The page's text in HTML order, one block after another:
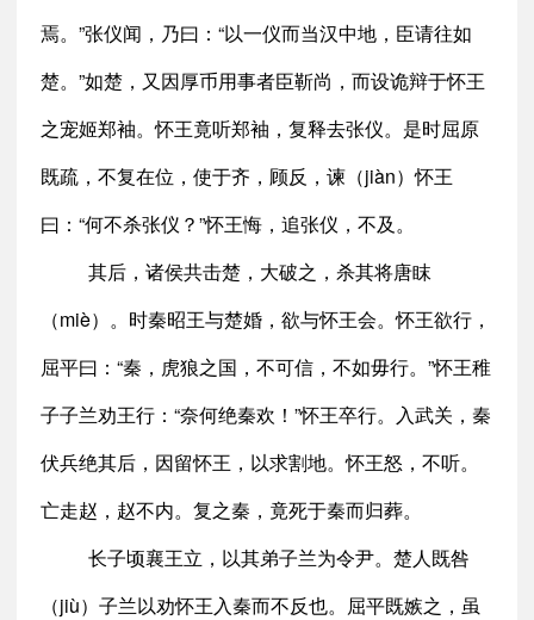
焉。”张仪闻，乃曰：“以一仪而当汉中地，臣请往如
楚。”如楚，又因厚币用事者臣靳尚，而设诡辩于怀王
之宠姬郑袖。怀王竟听郑袖，复释去张仪。是时屈原
既疏，不复在位，使于齐，顾反，谏（jiàn）怀王
曰：“何不杀张仪？”怀王悔，追张仪，不及。
其后，诸侯共击楚，大破之，杀其将唐眜
（miè）。时秦昭王与楚婚，欲与怀王会。怀王欲行，
屈平曰：“秦，虎狼之国，不可信，不如毋行。”怀王稚
子子兰劝王行：“奈何绝秦欢！”怀王卒行。入武关，秦
伏兵绝其后，因留怀王，以求割地。怀王怒，不听。
亡走赵，赵不内。复之秦，竟死于秦而归葬。
长子顷襄王立，以其弟子兰为令尹。楚人既咎
（jiù）子兰以劝怀王入秦而不反也。屈平既嫉之，虽